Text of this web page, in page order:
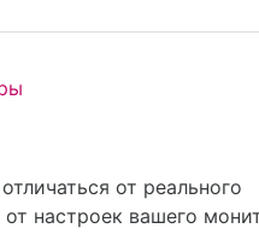
от реального
настроек вашего